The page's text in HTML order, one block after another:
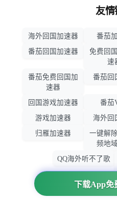
下载App免
友情
海外回国加速器 番茄
番茄回国加速器
免费回
速
番茄免费回国加
速器
番茄回
回国游戏加速器
番茄
游戏加速器
海外回
归雁加速器
一键解
频地
QQ海外听不了歌